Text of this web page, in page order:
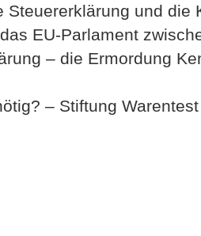
Steuererklärung und die
EU-Parlament
– die Ermordung
– Stiftung